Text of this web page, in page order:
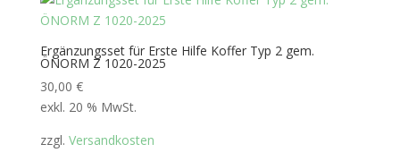
Ergänzungsset für Erste Hilfe Koffer Typ 2 gem.
ÖNORM Z 1020-2025
30,00 €
exkl. 20 % MwSt.
zzgl. Versandkosten